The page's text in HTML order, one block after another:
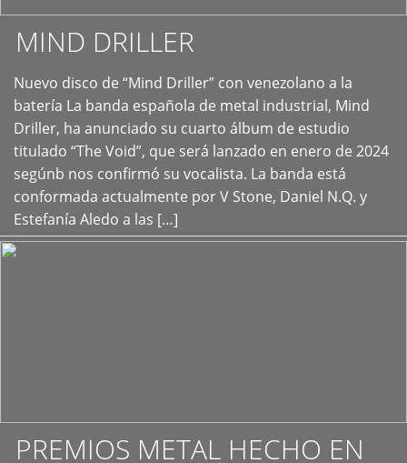
MIND DRILLER
Nuevo disco de “Mind Driller” con venezolano a la
batería La banda española de metal industrial, Mind
Driller, ha anunciado su cuarto álbum de estudio
titulado “The Void”, que será lanzado en enero de 2024
segúnb nos confirmó su vocalista. La banda está
conformada actualmente por V Stone, Daniel N.Q. y
Estefanía Aledo a las […]
+
PREMIOS METAL HECHO EN